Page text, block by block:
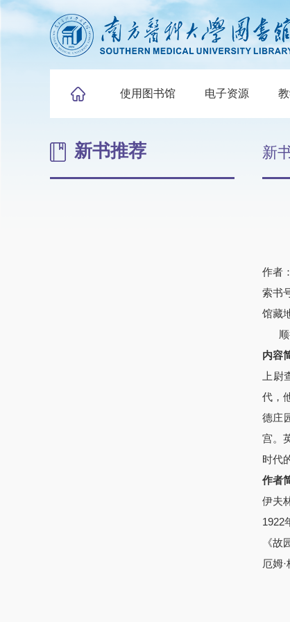
使用图书馆 电子资源
新书推荐 新
作者
索书
馆藏
内容
上
代，
德庄
宫。
时代
作者
伊夫
1922
《
厄姆